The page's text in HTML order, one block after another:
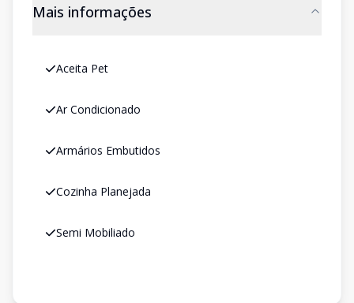
Mais informações
Aceita Pet
Ar Condicionado
Armários Embutidos
Cozinha Planejada
Semi Mobiliado